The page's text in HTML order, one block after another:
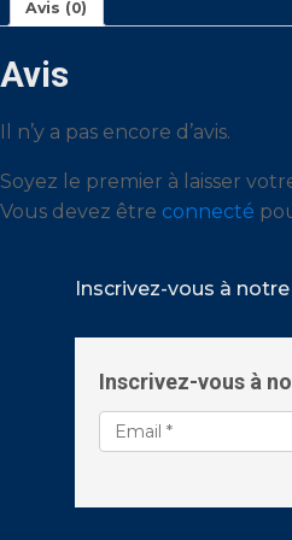
Avis (0)
Avis
Il n’y a pas encore d’avis.
Soyez le premier à laisser
Vous devez être connecté
Inscrivez-vous à
Inscrivez-vous à